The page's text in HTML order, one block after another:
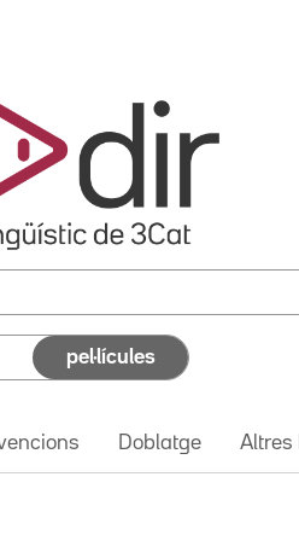
pel·lícules
Doblatge Altres